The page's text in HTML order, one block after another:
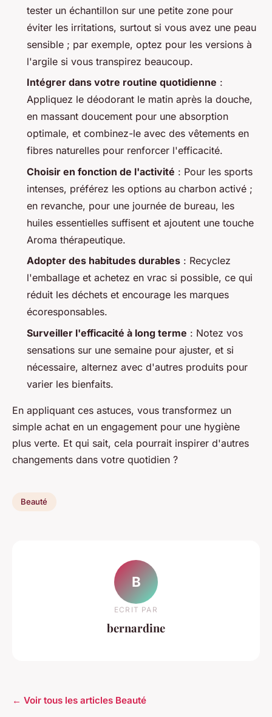
tester un échantillon sur une petite zone pour
éviter les irritations, surtout si vous avez une peau
sensible ; par exemple, optez pour les versions à
l'argile si vous transpirez beaucoup.
Intégrer dans votre routine quotidienne :
Appliquez le déodorant le matin après la douche,
en massant doucement pour une absorption
optimale, et combinez-le avec des vêtements en
fibres naturelles pour renforcer l'efficacité.
Choisir en fonction de l'activité : Pour les sports
intenses, préférez les options au charbon activé ;
en revanche, pour une journée de bureau, les
huiles essentielles suffisent et ajoutent une touche
Aroma thérapeutique.
Adopter des habitudes durables : Recyclez
l'emballage et achetez en vrac si possible, ce qui
réduit les déchets et encourage les marques
écoresponsables.
Surveiller l'efficacité à long terme : Notez vos
sensations sur une semaine pour ajuster, et si
nécessaire, alternez avec d'autres produits pour
varier les bienfaits.
En appliquant ces astuces, vous transformez un
simple achat en un engagement pour une hygiène
plus verte. Et qui sait, cela pourrait inspirer d'autres
changements dans votre quotidien ?
Beauté
B
ECRIT PAR
bernardine
← Voir tous les articles Beauté